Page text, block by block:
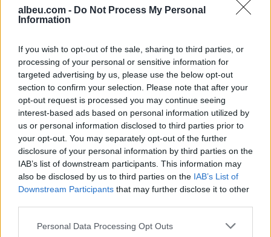
albeu.com - Do Not Process My Personal
Information
If you wish to opt-out of the sale, sharing to third parties, or
processing of your personal or sensitive information for
targeted advertising by us, please use the below opt-out
section to confirm your selection. Please note that after your
opt-out request is processed you may continue seeing
interest-based ads based on personal information utilized by
us or personal information disclosed to third parties prior to
your opt-out. You may separately opt-out of the further
disclosure of your personal information by third parties on the
IAB’s list of downstream participants. This information may
also be disclosed by us to third parties on the IAB’s List of
Downstream Participants that may further disclose it to other
Personal Data Processing Opt Outs
Hyri me Jet Ski në
hapësirën e pushuesve në
mijë lekë drejtuesi
Tragjedi në Rrugën e
Kosova
“Po ngrihet një ministri
paralele e Shëndetësisë”/
Këlliçi: Projektligji i
shtatorit i hap rrugë
Video/ Shpërthimi në një
minibus në periferi të
Damaskut lë 2 të vdekur
dhe 13 të plagosur